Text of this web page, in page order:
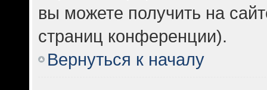
вы можете получить на
страниц конференции).
Вернуться к началу